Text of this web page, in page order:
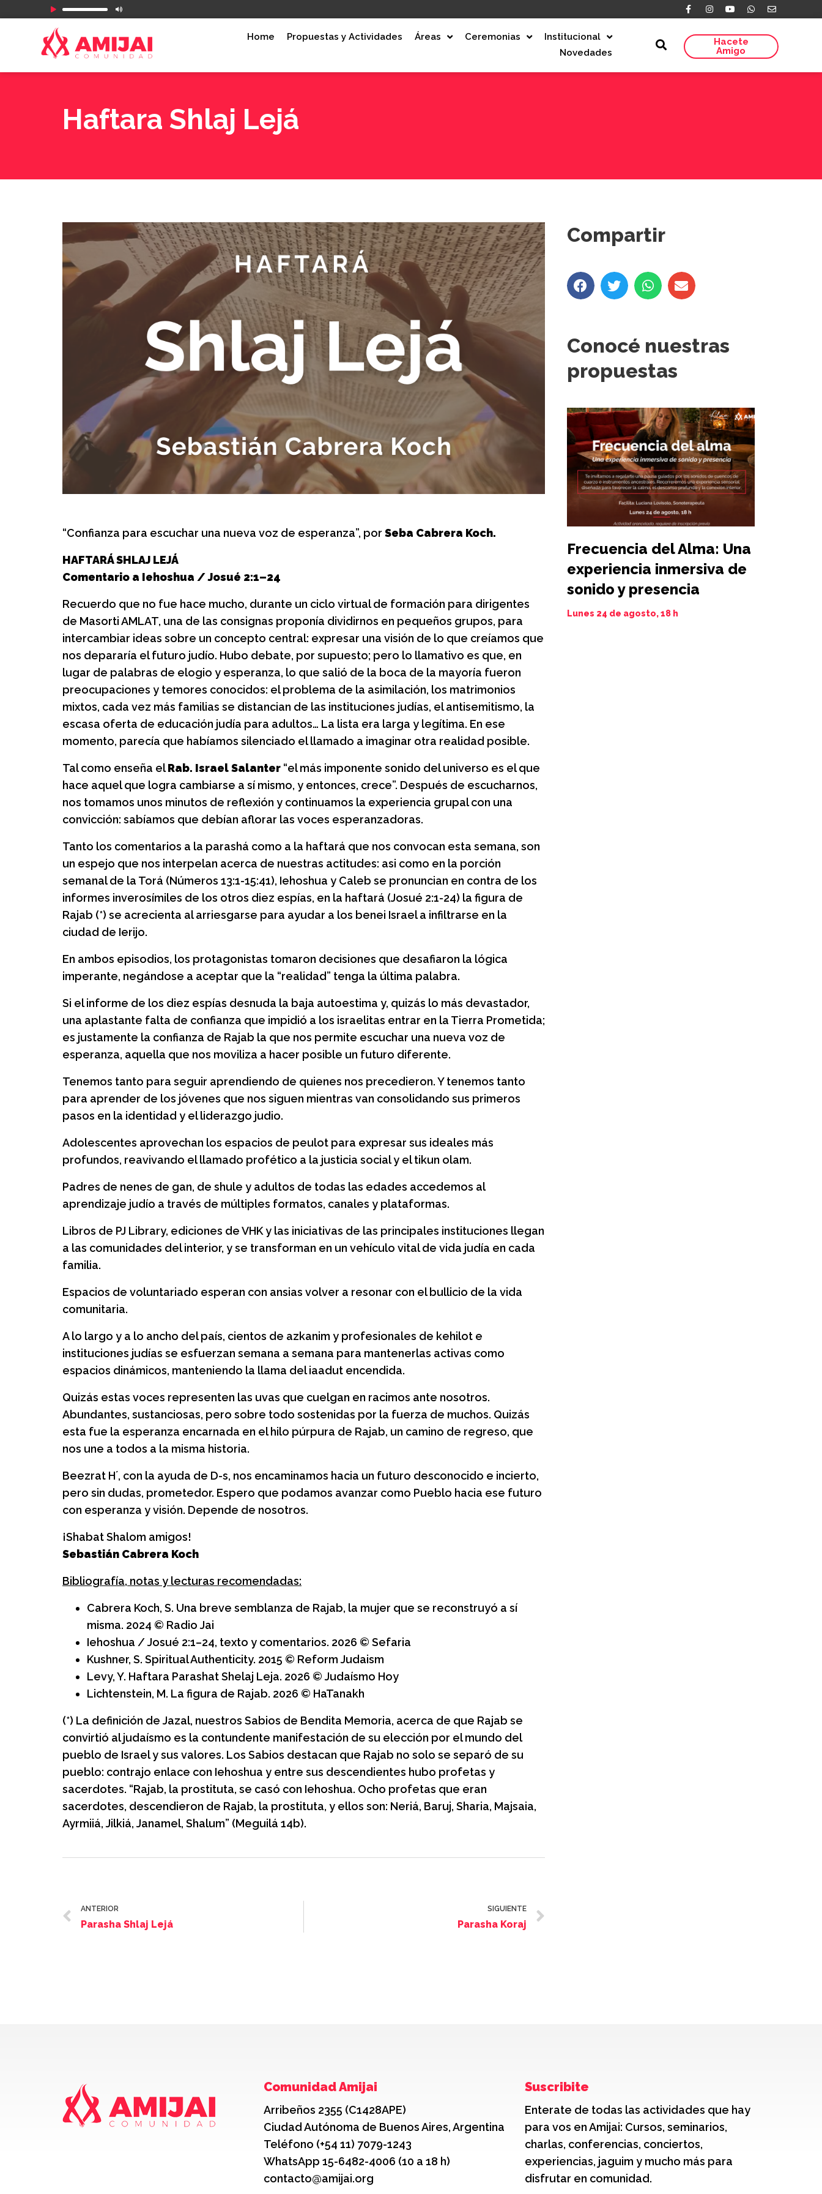
Reproductor
de
audio
Home Propuestas y Actividades Áreas Ceremonias
Institucional
Novedades
Hacete
Amigo
Haftara Shlaj Lejá
“Confianza para escuchar una nueva voz de esperanza”, por Seba Cabrera Koch.
HAFTARÁ SHLAJ LEJÁ
Comentario a Iehoshua / Josué 2:1–24
Recuerdo que no fue hace mucho, durante un ciclo virtual de formación para dirigentes
de Masorti AMLAT, una de las consignas proponía dividirnos en pequeños grupos, para
intercambiar ideas sobre un concepto central: expresar una visión de lo que creíamos que
nos depararía el futuro judío. Hubo debate, por supuesto; pero lo llamativo es que, en
lugar de palabras de elogio y esperanza, lo que salió de la boca de la mayoría fueron
preocupaciones y temores conocidos: el problema de la asimilación, los matrimonios
mixtos, cada vez más familias se distancian de las instituciones judías, el antisemitismo, la
escasa oferta de educación judía para adultos… La lista era larga y legítima. En ese
momento, parecía que habíamos silenciado el llamado a imaginar otra realidad posible.
Tal como enseña elRab. Israel Salanter “el más imponente sonido del universo es el que
hace aquel que logra cambiarse a sí mismo, y entonces, crece”. Después de escucharnos,
nos tomamos unos minutos de reflexión y continuamos la experiencia grupal con una
convicción: sabíamos que debían aflorar las voces esperanzadoras.
Tanto los comentarios a la parashá como a la haftará que nos convocan esta semana, son
un espejo que nos interpelan acerca de nuestras actitudes: asi como en la porción
semanal de la Torá (Números 13:1-15:41), Iehoshua y Caleb se pronuncian en contra de los
informes inverosímiles de los otros diez espías, en la haftará (Josué 2:1-24) la figura de
Rajab (*) se acrecienta al arriesgarse para ayudar a los benei Israel a infiltrarse en la
ciudad de Ierijo.
En ambos episodios, los protagonistas tomaron decisiones que desafiaron la lógica
imperante, negándose a aceptar que la “realidad” tenga la última palabra.
Si el informe de los diez espías desnuda la baja autoestima y, quizás lo más devastador,
una aplastante falta de confianza que impidió a los israelitas entrar en la Tierra Prometida;
es justamente la confianza de Rajab la que nos permite escuchar una nueva voz de
esperanza, aquella que nos moviliza a hacer posible un futuro diferente.
Tenemos tanto para seguir aprendiendo de quienes nos precedieron. Y tenemos tanto
para aprender de los jóvenes que nos siguen mientras van consolidando sus primeros
pasos en la identidad y el liderazgo judio.
Adolescentes aprovechan los espacios de peulot para expresar sus ideales más
profundos, reavivando el llamado profético a la justicia social y el tikun olam.
Padres de nenes de gan, de shule y adultos de todas las edades accedemos al
aprendizaje judío a través de múltiples formatos, canales y plataformas.
Libros de PJ Library, ediciones de VHK y las iniciativas de las principales instituciones llegan
a las comunidades del interior, y se transforman en un vehículo vital de vida judía en cada
familia.
Espacios de voluntariado esperan con ansias volver a resonar con el bullicio de la vida
comunitaria.
A lo largo y a lo ancho del país, cientos de azkanim y profesionales de kehilot e
instituciones judías se esfuerzan semana a semana para mantenerlas activas como
espacios dinámicos, manteniendo la llama del iaadut encendida.
Quizás estas voces representen las uvas que cuelgan en racimos ante nosotros.
Abundantes, sustanciosas, pero sobre todo sostenidas por la fuerza de muchos. Quizás
esta fue la esperanza encarnada en el hilo púrpura de Rajab, un camino de regreso, que
nos une a todos a la misma historia.
Beezrat H´, con la ayuda de D-s, nos encaminamos hacia un futuro desconocido e incierto,
pero sin dudas, prometedor. Espero que podamos avanzar como Pueblo hacia ese futuro
con esperanza y visión. Depende de nosotros.
¡Shabat Shalom amigos!
Sebastián Cabrera Koch
Bibliografía, notas y lecturas recomendadas:
Cabrera Koch, S. Una breve semblanza de Rajab, la mujer que se reconstruyó a sí
misma. 2024 © Radio Jai
Iehoshua / Josué 2:1–24, texto y comentarios. 2026 © Sefaria
Kushner, S. Spiritual Authenticity. 2015 © Reform Judaism
Levy, Y. Haftara Parashat Shelaj Leja. 2026 © Judaísmo Hoy
Lichtenstein, M. La figura de Rajab. 2026 © HaTanakh
(*) La definición de Jazal, nuestros Sabios de Bendita Memoria, acerca de que Rajab se
convirtió al judaísmo es la contundente manifestación de su elección por el mundo del
pueblo de Israel y sus valores. Los Sabios destacan que Rajab no solo se separó de su
pueblo: contrajo enlace con Iehoshua y entre sus descendientes hubo profetas y
sacerdotes. “Rajab, la prostituta, se casó con Iehoshua. Ocho profetas que eran
sacerdotes, descendieron de Rajab, la prostituta, y ellos son: Neriá, Baruj, Sharia, Majsaia,
Ayrmiiá, Jilkiá, Janamel, Shalum” (Meguilá 14b).
ANTERIOR
Parasha Shlaj Lejá
SIGUIENTE
Parasha Koraj
Compartir
Conocé nuestras
propuestas
Almitas: Grupos de
crianza, juego y encuentro
para las familias.
detrás del Teatro Colón
Jueves 6 de agosto, 18 h
Frecuencia del Alma: Una
experiencia inmersiva de
sonido y presencia
Lunes 24 de agosto, 18 h
Comunidad Amijai
Arribeños 2355 (C1428APE)
Ciudad Autónoma de Buenos Aires, Argentina
Teléfono (+54 11) 7079-1243
WhatsApp 15-6482-4006 (10 a 18 h)
contacto@amijai.org
Suscribite
Enterate de todas las actividades que hay
para vos en Amijai: Cursos, seminarios,
charlas, conferencias, conciertos,
experiencias, jaguim y mucho más para
disfrutar en comunidad.